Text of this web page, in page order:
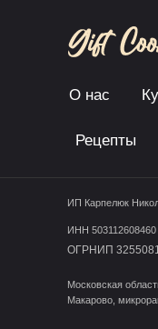
О нас
Рецепты
ИП Карпелюк
ИНН 503112608460
ОГРНИП
Московская
Макарово,